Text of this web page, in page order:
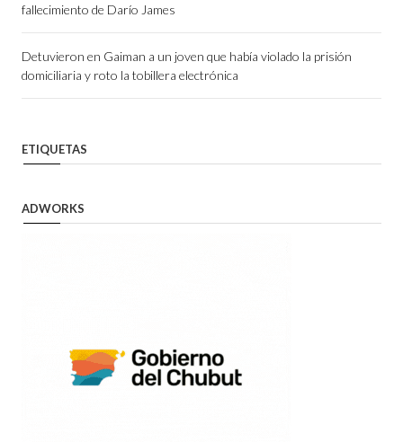
fallecimiento de Darío James
Detuvieron en Gaiman a un joven que había violado la prisión
domiciliaria y roto la tobillera electrónica
ETIQUETAS
ADWORKS